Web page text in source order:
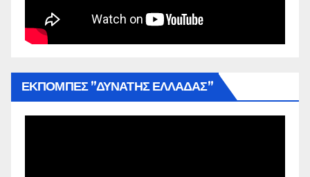
ΕΚΠΟΜΠΕΣ ”ΔΥΝΑΤΗΣ ΕΛΛΑΔΑΣ”